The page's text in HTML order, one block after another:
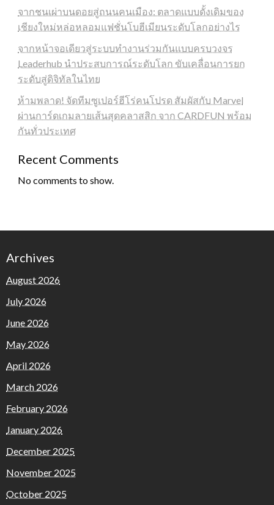
จากชนเผ่าบนดอยสู่ถนนคนเมือง: ตลาดแบบดั้งเดิมของ
เชียงใหม่หล่อหลอมแฟชั่นโบฮีเมียนระดับโลกอย่างไร
จากหน้าจอเดียวสู่ระบบทำงานร่วมกันแบบครบวงจร
Leaderhub นำประสบการณ์ระดับโลก ขับเคลื่อนการยก
ระดับสู่ดิจิทัลในไทย
ห้ามพลาด! จัดทีมซูเปอร์ฮีโร่คนโปรด สัมผัสกับ Marvel
ผ่านการ์ดเกมลายเส้นสุดคลาสสิก จาก CARDFUN พร้อม
กันทั่วประเทศ
Recent Comments
No comments to show.
Archives
August 2026
July 2026
June 2026
May 2026
April 2026
March 2026
February 2026
January 2026
December 2025
November 2025
October 2025